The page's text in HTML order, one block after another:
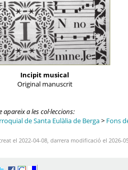
Incipit musical
Original manuscrit
apareix a les col·leccions:
de Santa Eulàlia de Berga> Fons
el 2022-04-08, darrera modificació el 2026-